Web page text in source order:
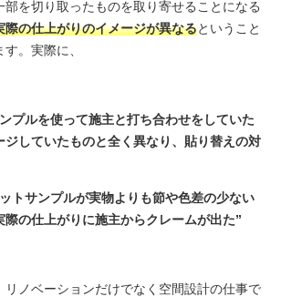
部を切り取ったものを取り寄せることになる
際の仕上がりのイメージが異なるということ
。実際に、
プルを使って施主と打ち合わせをしていた
ジしていたものと全く異なり、貼り替えの対
トサンプルが実物よりも節や色差の少ない
際の仕上がりに施主からクレームが出た”
リノベーションだけでなく空間設計の仕事で